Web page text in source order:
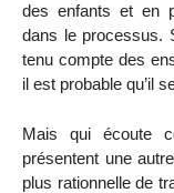
des enfants et en
dans le processus.
tenu compte des
il est probable qu’il
Mais qui écoute
présentent une
plus rationnelle de